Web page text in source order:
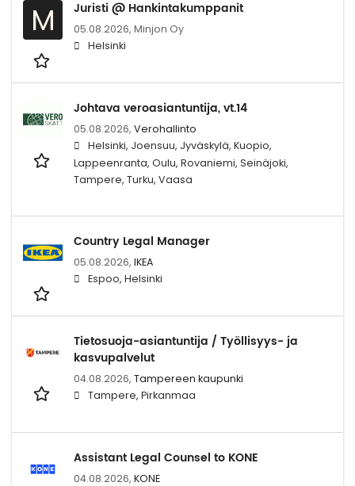
M Juristi @ Hankintakumppanit
05.08.2026, Minjon Oy
Helsinki
Johtava veroasiantuntija, vt.14
05.08.2026, Verohallinto
Helsinki, Joensuu, Jyväskylä, Kuopio,
Lappeenranta, Oulu, Rovaniemi, Seinäjoki,
Tampere, Turku, Vaasa
Country Legal Manager
05.08.2026, IKEA
Espoo, Helsinki
Tietosuoja-asiantuntija / Työllisyys- ja
kasvupalvelut
04.08.2026, Tampereen kaupunki
Tampere, Pirkanmaa
Assistant Legal Counsel to KONE
04.08.2026, KONE